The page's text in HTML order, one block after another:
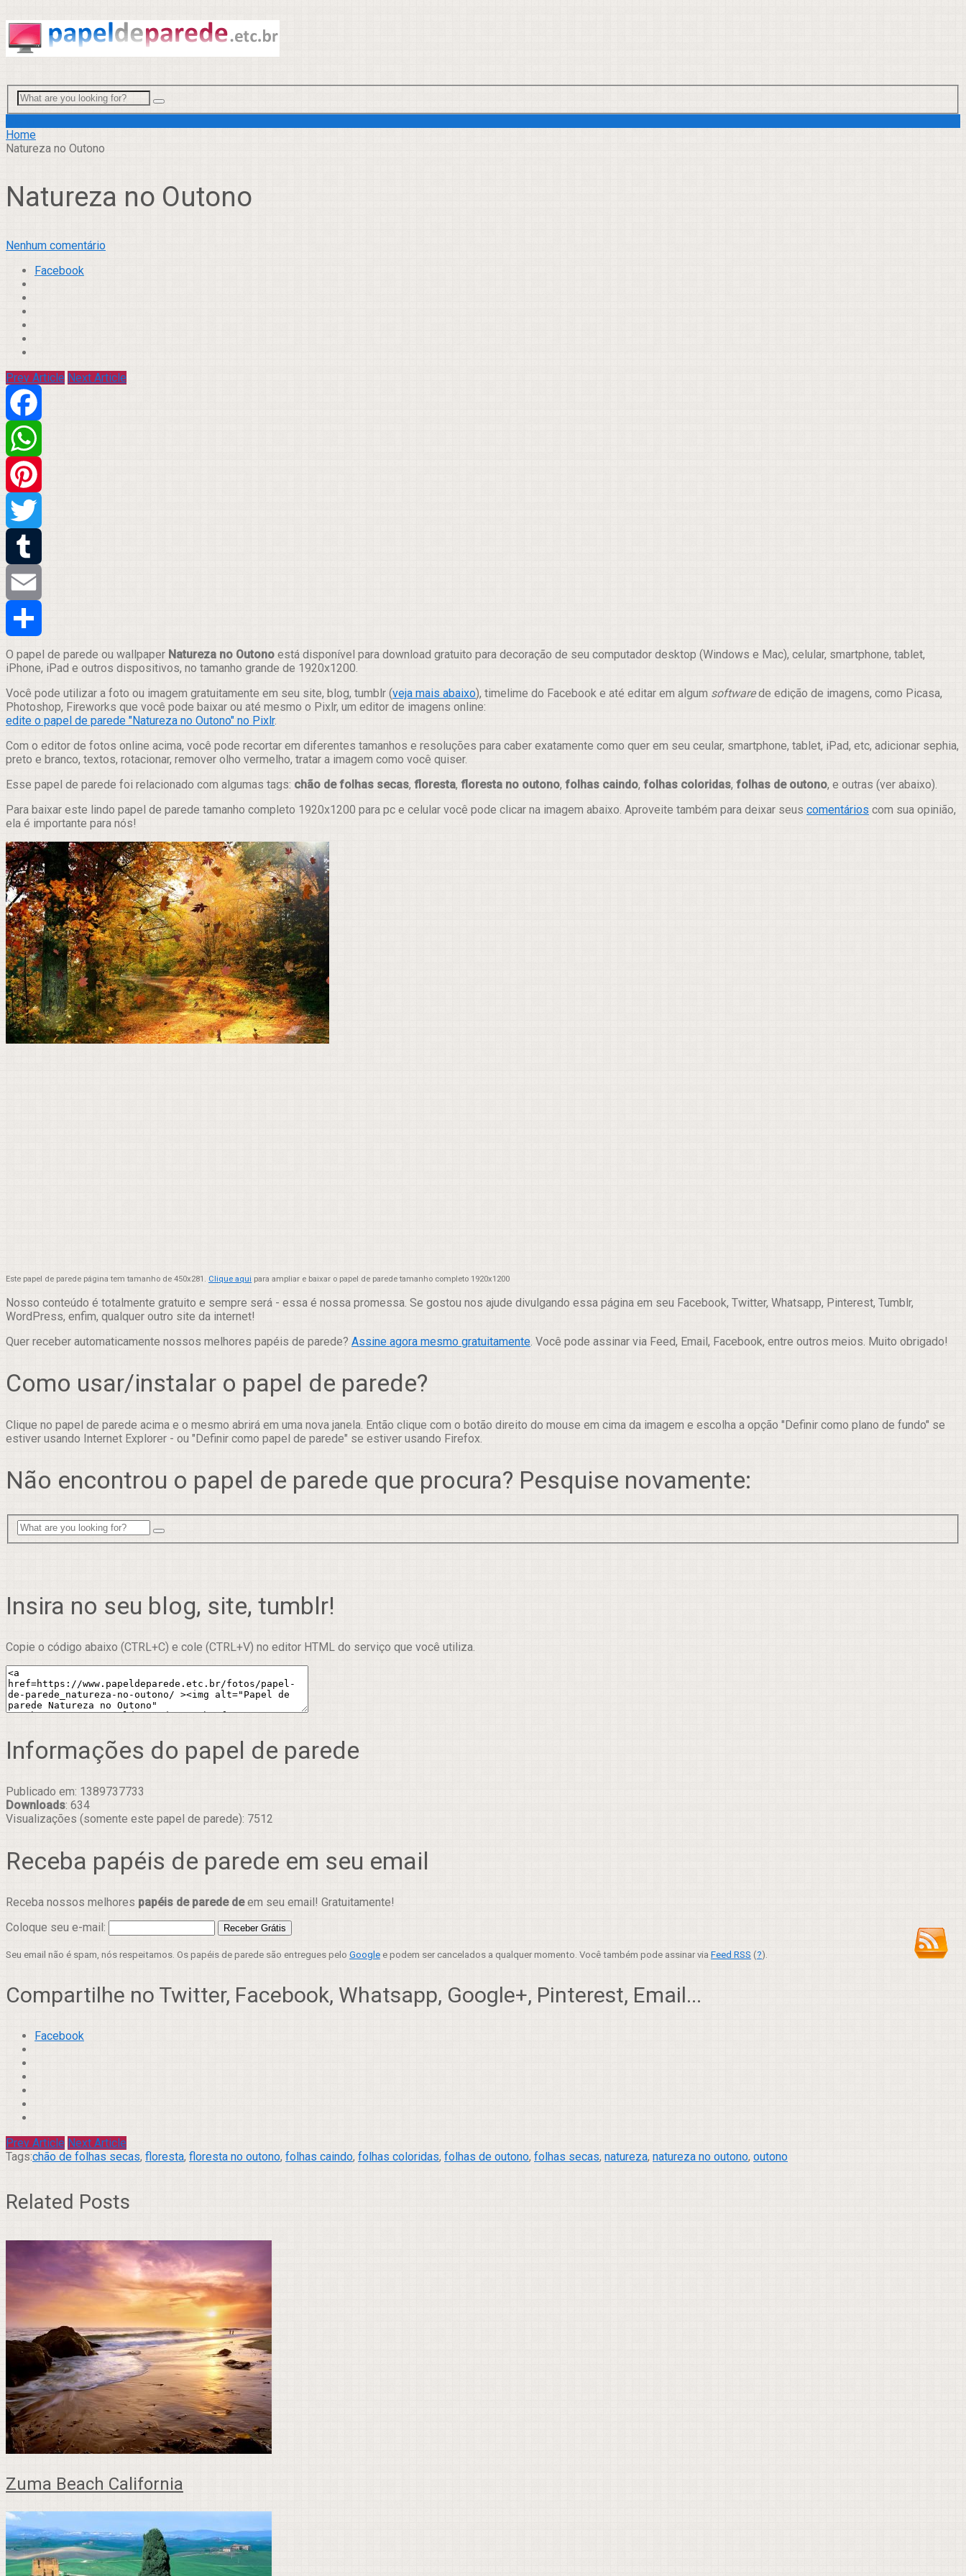
Home
Natureza no Outono
Natureza no Outono
Nenhum comentário
Facebook
Prev Article Next Article
Facebook
WhatsApp
Pinterest
Twitter
Tumblr
Email
Compartilhar
O papel de parede ou wallpaper Natureza no Outono está disponível para download gratuito para decoração de seu computador desktop (Windows e Mac), celular, smartphone, tablet,
iPhone, iPad e outros dispositivos, no tamanho grande de 1920x1200.
Você pode utilizar a foto ou imagem gratuitamente em seu site, blog, tumblr (veja mais abaixo), timelime do Facebook e até editar em algum softwarede edição de imagens, como Picasa,
Photoshop, Fireworks que você pode baixar ou até mesmo o Pixlr, um editor de imagens online:
edite o papel de parede "Natureza no Outono" no Pixlr.
Com o editor de fotos online acima, você pode recortar em diferentes tamanhos e resoluções para caber exatamente como quer em seu ceular, smartphone, tablet, iPad, etc, adicionar sephia,
preto e branco, textos, rotacionar, remover olho vermelho, tratar a imagem como você quiser.
Esse papel de parede foi relacionado com algumas tags: chão de folhas secas, floresta, floresta no outono, folhas caindo, folhas coloridas, folhas de outono, e outras (ver abaixo).
Para baixar este lindo papel de parede tamanho completo 1920x1200 para pc e celular você pode clicar na imagem abaixo. Aproveite também para deixar seus comentários com sua opinião,
ela é importante para nós!
Este papel de parede página tem tamanho de 450x281. Clique aqui para ampliar e baixar o papel de parede tamanho completo 1920x1200
Nosso conteúdo é totalmente gratuito e sempre será - essa é nossa promessa. Se gostou nos ajude divulgando essa página em seu Facebook, Twitter, Whatsapp, Pinterest, Tumblr,
WordPress, enfim, qualquer outro site da internet!
Quer receber automaticamente nossos melhores papéis de parede? Assine agora mesmo gratuitamente. Você pode assinar via Feed, Email, Facebook, entre outros meios. Muito obrigado!
Como usar/instalar o papel de parede?
Clique no papel de parede acima e o mesmo abrirá em uma nova janela. Então clique com o botão direito do mouse em cima da imagem e escolha a opção "Definir como plano de fundo" se
estiver usando Internet Explorer - ou "Definir como papel de parede" se estiver usando Firefox.
Não encontrou o papel de parede que procura? Pesquise novamente:
Insira no seu blog, site, tumblr!
Copie o código abaixo (CTRL+C) e cole (CTRL+V) no editor HTML do serviço que você utiliza.
Informações do papel de parede
Publicado em: 1389737733
Downloads: 634
Visualizações (somente este papel de parede): 7512
Receba papéis de parede em seu email
Receba nossos melhores papéis de parede deem seu email! Gratuitamente!
Coloque seu e-mail:
Seu email não é spam, nós respeitamos. Os papéis de parede são entregues pelo Google e podem ser cancelados a qualquer momento. Você também pode assinar via Feed RSS (?).
Compartilhe no Twitter, Facebook, Whatsapp, Google+, Pinterest, Email...
Facebook
Prev Article Next Article
Tags:chão de folhas secas, floresta, floresta no outono, folhas caindo, folhas coloridas, folhas de outono, folhas secas, natureza, natureza no outono, outono
Related Posts
Zuma Beach California